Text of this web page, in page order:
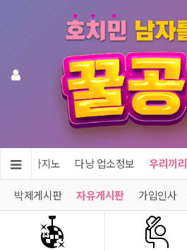
어 & 카지노 다낭 업소정보 우리끼리
박제게시판 자유게시판 가입인사